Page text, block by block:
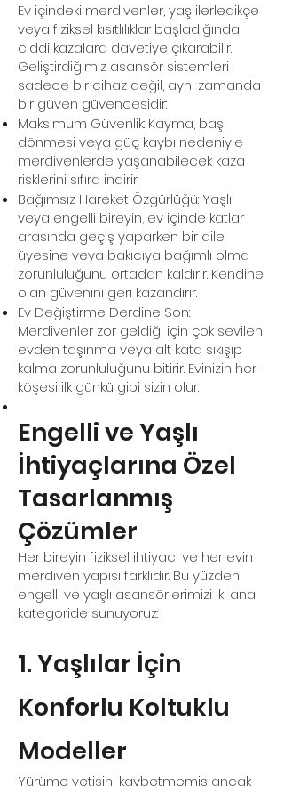
Ev içindeki merdivenler, yaş ilerledikçe
veya fiziksel kısıtlılıklar başladığında
ciddi kazalara davetiye çıkarabilir.
Geliştirdiğimiz asansör sistemleri
sadece bir cihaz değil, aynı zamanda
bir güven güvencesidir:
Maksimum Güvenlik: Kayma, baş
dönmesi veya güç kaybı nedeniyle
merdivenlerde yaşanabilecek kaza
risklerini sıfıra indirir.
Bağımsız Hareket Özgürlüğü: Yaşlı
veya engelli bireyin, ev içinde katlar
arasında geçiş yaparken bir aile
üyesine veya bakıcıya bağımlı olma
zorunluluğunu ortadan kaldırır. Kendine
olan güvenini geri kazandırır.
Ev Değiştirme Derdine Son:
Merdivenler zor geldiği için çok sevilen
evden taşınma veya alt kata sıkışıp
kalma zorunluluğunu bitirir. Evinizin her
köşesi ilk günkü gibi sizin olur.
Engelli ve Yaşlı
İhtiyaçlarına Özel
Tasarlanmış
Çözümler
Her bireyin fiziksel ihtiyacı ve her evin
merdiven yapısı farklıdır. Bu yüzden
engelli ve yaşlı asansörlerimizi iki ana
kategoride sunuyoruz:
1. Yaşlılar İçin
Konforlu Koltuklu
Modeller
Yürüme yetisini kaybetmemiş ancak